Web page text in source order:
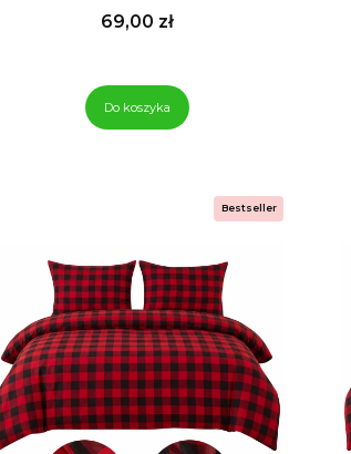
Cena
69,00 zł
Do koszyka
Bestseller